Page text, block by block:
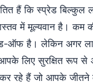
हैं कि स्प्रेड बिल्कुल
में मूल्यवान है। कम
ऑफ है। लेकिन अगर
लिए सुरक्षित रूप
रहे हैं जो आपके जीतने